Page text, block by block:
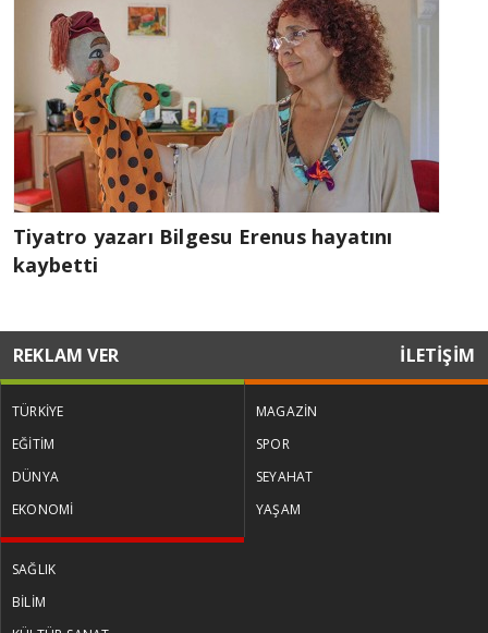
Tiyatro yazarı Bilgesu Erenus hayatını
kaybetti
REKLAM VER İLETİŞİM
TÜRKİYE
EĞİTİM
DÜNYA
EKONOMİ
MAGAZİN
SPOR
SEYAHAT
YAŞAM
SAĞLIK
BİLİM